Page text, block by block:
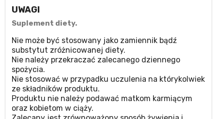
UWAGI
Suplement diety.
Nie może być stosowany jako zamiennik bądź
substytut zróżnicowanej diety.
Nie należy przekraczać zalecanego dziennego
spożycia.
Nie stosować w przypadku uczulenia na którykolwiek
ze składników produktu.
Produktu nie należy podawać matkom karmiącym
oraz kobietom w ciąży.